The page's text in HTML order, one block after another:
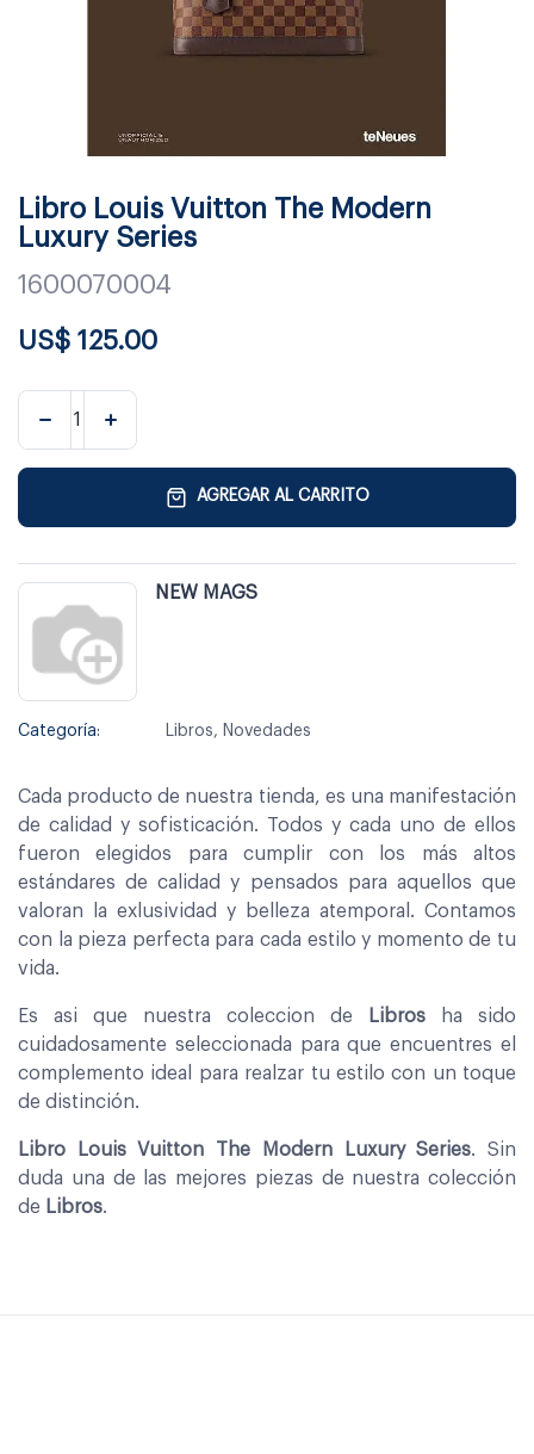
Libro Louis Vuitton The Modern
Luxury Series
1600070004
US$ 125.00
AGREGAR AL CARRITO
NEW MAGS
Categoría: Libros, Novedades
Cada producto de nuestra tienda, es una manifestación
de calidad y sofisticación. Todos y cada uno de ellos
fueron elegidos para cumplir con los más altos
estándares de calidad y pensados para aquellos que
valoran la exlusividad y belleza atemporal. Contamos
con la pieza perfecta para cada estilo y momento de tu
vida.
Es asi que nuestra coleccion de Libros ha sido
cuidadosamente seleccionada para que encuentres el
complemento ideal para realzar tu estilo con un toque
de distinción.
Libro Louis Vuitton The Modern Luxury Series. Sin
duda una de las mejores piezas de nuestra colección
de Libros.